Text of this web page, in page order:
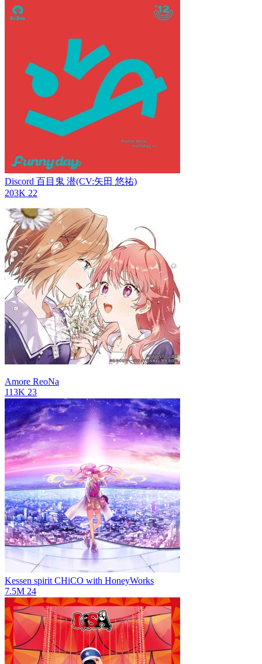
Discord 百目鬼 潜(CV:矢田 悠祐)
203K 22
Amore ReoNa
113K 23
Kessen spirit CHiCO with HoneyWorks
7.5M 24